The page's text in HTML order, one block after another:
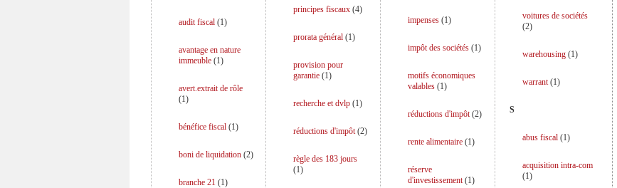
audit fiscal (1)
avantage en nature
immeuble (1)
avert.extrait de rôle
(1)
bénéfice fiscal (1)
boni de liquidation (2)
branche 21 (1)
principes fiscaux(4)
prorata général(1)
provision pour
garantie(1)
recherche et dvlp(1)
réductions d'impôt(2)
règle des 183 jours
(1)
impenses(1)
impôt des sociétés(1)
motifs économiques
valables(1)
réductions d'impôt(2)
rente alimentaire(1)
réserve
d'investissement(1)
voitures de sociétés
(2)
warehousing(1)
warrant(1)
S
abus fiscal(1)
acquisition intra-com
(1)